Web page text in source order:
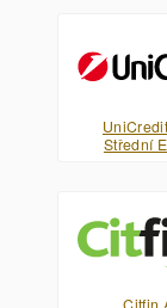
Střední